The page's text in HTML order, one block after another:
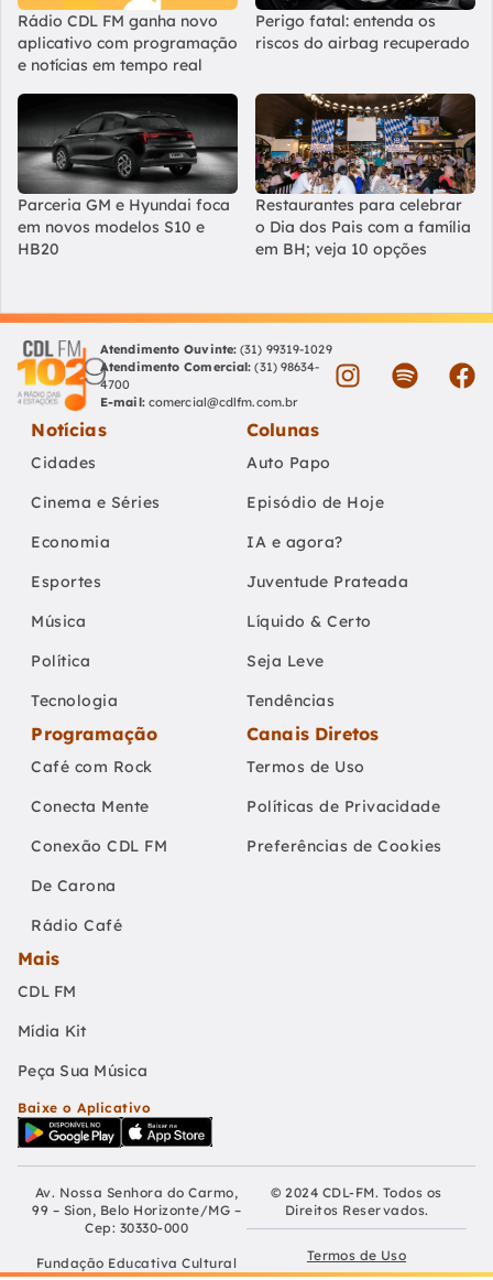
Rádio CDL FM ganha novo
aplicativo com programação
e notícias em tempo real
Perigo fatal: entenda os
riscos do airbag recuperado
Parceria GM e Hyundai foca
em novos modelos S10 e
HB20
Restaurantes para celebrar
o Dia dos Pais com a família
em BH; veja 10 opções
Atendimento Ouvinte: (31) 99319-1029
Atendimento Comercial: (31) 98634-
4700
E-mail: comercial@cdlfm.com.br
Notícias
Cidades
Cinema e Séries
Economia
Esportes
Música
Política
Tecnologia
Colunas
Auto Papo
Episódio de Hoje
IA e agora?
Juventude Prateada
Líquido & Certo
Seja Leve
Tendências
Programação
Café com Rock
Conecta Mente
Conexão CDL FM
De Carona
Rádio Café
Canais Diretos
Termos de Uso
Políticas de Privacidade
Preferências de Cookies
Mais
CDL FM
Mídia Kit
Peça Sua Música
Baixe o Aplicativo
Av. Nossa Senhora do Carmo,
99 – Sion, Belo Horizonte/MG –
Cep: 30330-000
Fundação Educativa Cultural
© 2024 CDL-FM. Todos os
Direitos Reservados.
Termos de Uso